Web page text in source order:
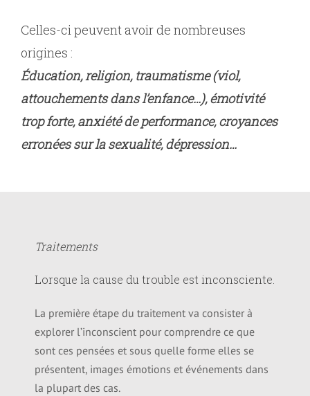
Celles-ci peuvent avoir de nombreuses
origines :
Éducation, religion, traumatisme (viol,
attouchements dans l’enfance…), émotivité
trop forte, anxiété de performance, croyances
erronées sur la sexualité, dépression…
Traitements
Lorsque la cause du trouble est inconsciente.
La première étape du traitement va consister à
explorer l’inconscient pour comprendre ce que
sont ces pensées et sous quelle forme elles se
présentent, images émotions et événements dans
la plupart des cas.